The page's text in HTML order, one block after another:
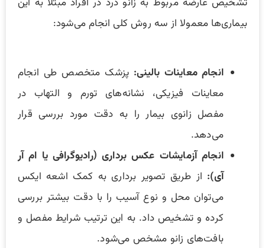
تشخیص عارضه مربوط به زانو درد در افراد مبتلا به این
بیماری‌ها معمولا از سه روش کلی انجام می‌شود:
انجام معاینات بالینی: پزشک متخصص طی انجام
معاینات فیزیکی، نشانه‌های تورم و التهاب در
مفصل زانوی بیمار را به دقت مورد بررسی قرار
می‌دهد.
انجام آزمایشات عکس برداری (رادیوگرافی یا ام آر
آی): از طریق تصویر برداری به کمک اشعه ایکس
می‌توان محل و نوع آسیب را با دقت بیشتر بررسی
کرده و تشخیص داد. به این ترتیب شرایط مفصل و
بافت‌های زانو مشخص می‌شود.